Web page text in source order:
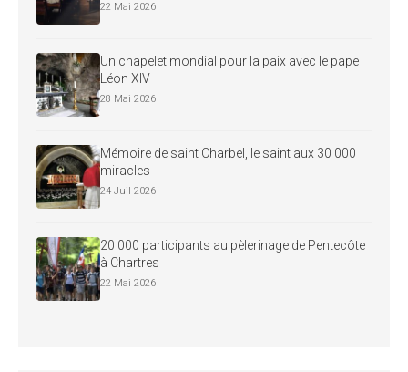
22 Mai 2026
Un chapelet mondial pour la paix avec le pape
Léon XIV
28 Mai 2026
Mémoire de saint Charbel, le saint aux 30 000
miracles
24 Juil 2026
20 000 participants au pèlerinage de Pentecôte
à Chartres
22 Mai 2026